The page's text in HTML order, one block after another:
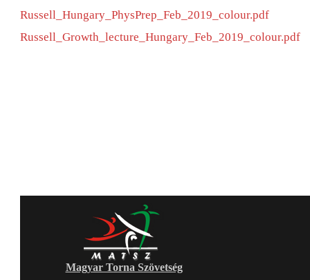
Russell_Hungary_PhysPrep_Feb_2019_colour.pdf
Russell_Growth_lecture_Hungary_Feb_2019_colour.pdf
Magyar Torna Szövetség